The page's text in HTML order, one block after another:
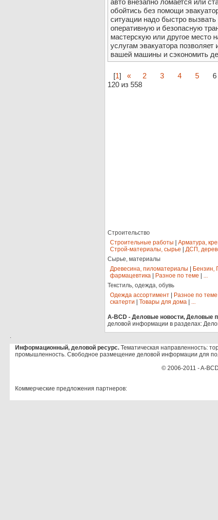
авто внезапно ломается или
обойтись без помощи
ситуации надо быстро
оперативную и безопасную
мастерскую или другое место
услугам эвакуатора
вашей машины и сэкономить
[1] « 2 3 4 5
6
120 из 558
Строительство
Строительные работы
Арматура,
Строй-материалы, сырье
ДСП,
Сырье, материалы
Древесина, пиломатериалы
Бензин,
фармацевтика
Разное по теме
...
Текстиль, одежда, обувь
Одежда ассортимент
Разное по теме
скатерти
Товары для дома ...
A-BCD - Деловые новости, Деловые
деловой информации в разделах:
.
Информационный, деловой ресурс. Тематическая направленность:
промышленность. Свободное размещение деловой информации для
© 2006-2011 - A-
Коммерческие предложения партнеров: